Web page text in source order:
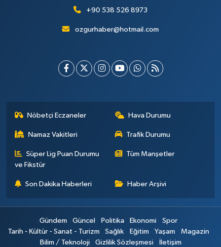
+90 538 526 8973
ozgurhaber@hotmail.com
Nöbetçi Eczaneler Hava Durumu
Namaz Vakitleri Trafik Durumu
Süper Lig Puan Durumu
ve Fikstür
Tüm Manşetler
Son Dakika Haberleri Haber Arşivi
Gündem Güncel Politika Ekonomi
Spor
Tarih - Kültür - Sanat - Turizm
Sağlık Eğitim Yaşam
Magazin
Bilim / Teknoloji
Gizlilik Sözleşmesi İletişim